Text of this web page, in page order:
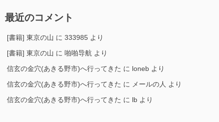
最近のコメント
[書籍] 東京の山 に 333985 より
[書籍] 東京の山 に 啪啪导航 より
信玄の金穴(あきる野市)へ行ってきた に loneb より
信玄の金穴(あきる野市)へ行ってきた に メールの人 より
信玄の金穴(あきる野市)へ行ってきた に lb より